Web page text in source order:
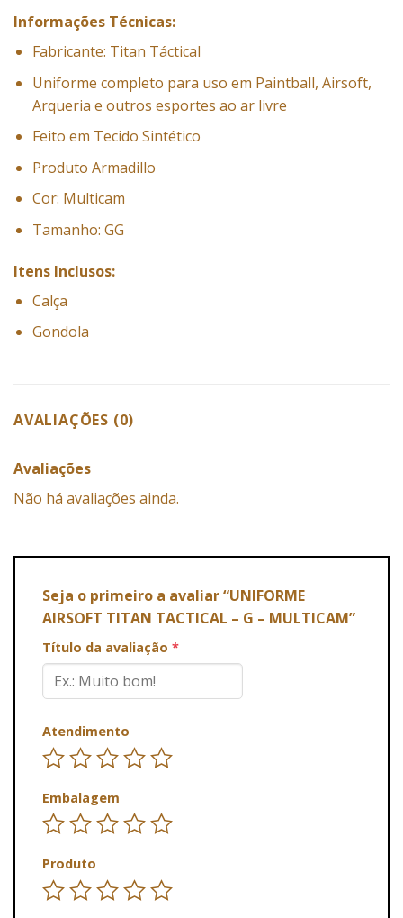
Informações Técnicas:
Fabricante: Titan Táctical
Uniforme completo para uso em Paintball, Airsoft,
Arqueria e outros esportes ao ar livre
Feito em Tecido Sintético
Produto Armadillo
Cor: Multicam
Tamanho: GG
Itens Inclusos:
Calça
Gondola
AVALIAÇÕES (0)
Avaliações
Não há avaliações ainda.
Seja o primeiro a avaliar “UNIFORME
AIRSOFT TITAN TACTICAL – G – MULTICAM”
Título da avaliação *
Atendimento
Embalagem
Produto